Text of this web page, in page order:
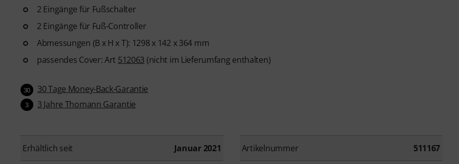
2 Eingänge für Fußschalter
2 Eingänge für Fuß-Controller
Abmessungen (B x H x T): 1298 x 142 x 364 mm
passendes Cover: Art 512063 (nicht im Lieferumfang enthalten)
30 30 Tage Money-Back-Garantie
3 3 Jahre Thomann Garantie
Erhältlich seit Januar 2021 Artikelnummer 511167